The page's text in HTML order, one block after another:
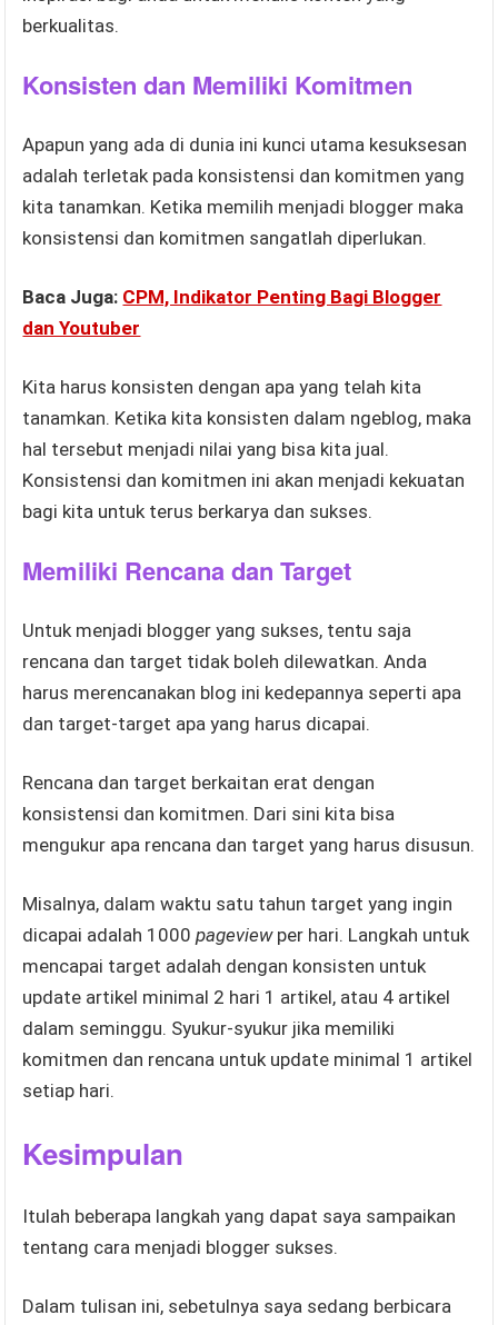
berkualitas.
Konsisten dan Memiliki Komitmen
Apapun yang ada di dunia ini kunci utama kesuksesan
adalah terletak pada konsistensi dan komitmen yang
kita tanamkan. Ketika memilih menjadi blogger maka
konsistensi dan komitmen sangatlah diperlukan.
Baca Juga: CPM, Indikator Penting Bagi Blogger
dan Youtuber
Kita harus konsisten dengan apa yang telah kita
tanamkan. Ketika kita konsisten dalam ngeblog, maka
hal tersebut menjadi nilai yang bisa kita jual.
Konsistensi dan komitmen ini akan menjadi kekuatan
bagi kita untuk terus berkarya dan sukses.
Memiliki Rencana dan Target
Untuk menjadi blogger yang sukses, tentu saja
rencana dan target tidak boleh dilewatkan. Anda
harus merencanakan blog ini kedepannya seperti apa
dan target-target apa yang harus dicapai.
Rencana dan target berkaitan erat dengan
konsistensi dan komitmen. Dari sini kita bisa
mengukur apa rencana dan target yang harus disusun.
Misalnya, dalam waktu satu tahun target yang ingin
dicapai adalah 1000pageviewper hari. Langkah untuk
mencapai target adalah dengan konsisten untuk
update artikel minimal 2 hari 1 artikel, atau 4 artikel
dalam seminggu. Syukur-syukur jika memiliki
komitmen dan rencana untuk update minimal 1 artikel
setiap hari.
Kesimpulan
Itulah beberapa langkah yang dapat saya sampaikan
tentang cara menjadi blogger sukses.
Dalam tulisan ini, sebetulnya saya sedang berbicara